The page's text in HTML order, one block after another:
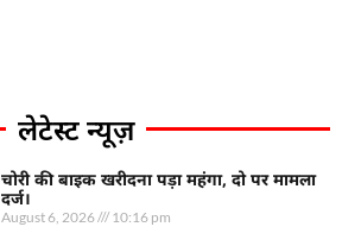
लेटेस्ट न्यूज़
चोरी की बाइक खरीदना पड़ा महंगा, दो पर मामला
दर्ज।
August 6, 2026 10:16 pm